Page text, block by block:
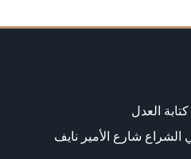
العدل
الشراع شارع الأمير نايف